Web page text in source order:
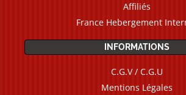
Affiliés
France Hebergement
INFORMATIONS
C.G.V / C.G.U
Mentions Légales